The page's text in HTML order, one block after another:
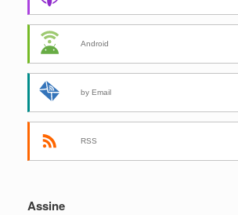
Android
by Email
RSS
Assine